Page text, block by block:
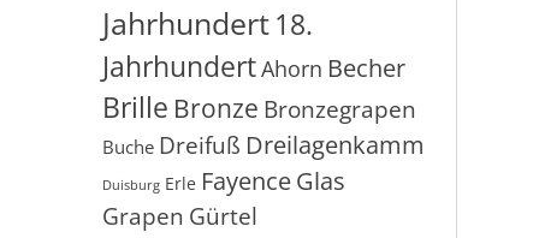
Jahrhundert18.
JahrhundertAhorn Becher
Brille Bronze Bronzegrapen
Buche Dreifuß Dreilagenkamm
Duisburg Erle FayenceGlas
Grapen Gürtel